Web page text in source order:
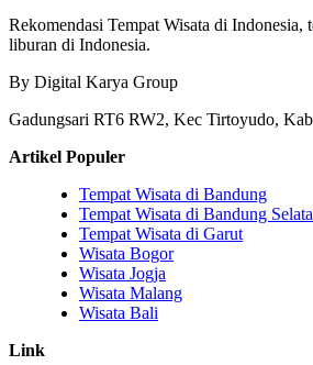
Rekomendasi Tempat Wisata di Indonesia,
liburan di Indonesia.
By Digital Karya Group
Gadungsari RT6 RW2, Kec Tirtoyudo,
Artikel Populer
Tempat Wisata di Bandung
Tempat Wisata di Bandung
Tempat Wisata di Garut
Wisata Bogor
Wisata Jogja
Wisata Malang
Wisata Bali
Link